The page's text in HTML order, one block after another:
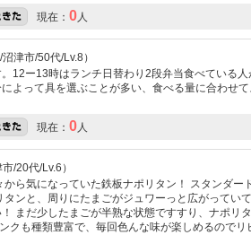
現在： 0人
津市/50代/Lv.8）
12ー13時はランチ日替わり2段弁当食べている
よって具を選ぶことが多い、食べる量に合わせ
現在： 0人
/20代/Lv.6）
ら気になっていた鉄板ナポリタン！ スタンダ
ンと、周りにたまごがジュワーっと広がってい
まだ少したまごが半熟な状態ですすり、ナポリ
クも種類豊富で、毎回色んな味が楽しめるのでリ